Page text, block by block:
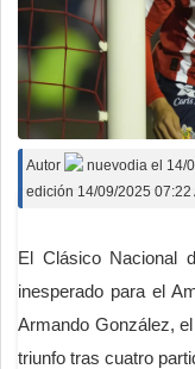
Autor nuevodia el 14/
edición 14/09/2025 07:22
El Clásico Nacional
inesperado para el
Armando González,
triunfo tras cuatro